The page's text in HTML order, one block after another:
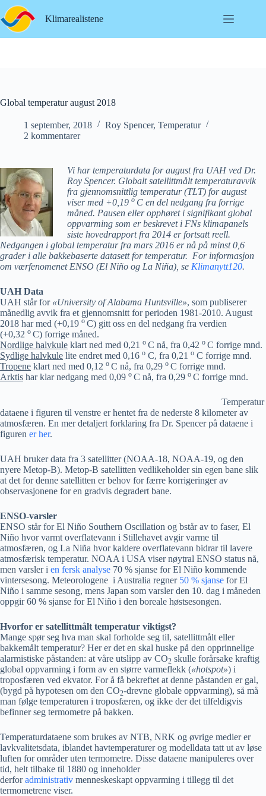
Hopp
til
innholdet
Klimarealistene
Global temperatur august 2018
1 september, 2018 Roy Spencer, Temperatur
2 kommentarer
Vi har temperaturdata for august fra UAH ved Dr.
Roy Spencer. Globalt satellittmålt temperaturavvik
fra gjennomsnittlig temperatur (TLT) for august
viser med +0,19 o C en del nedgang fra forrige
måned. Pausen eller opphøret i signifikant global
oppvarming som er beskrevet i FNs klimapanels
siste hovedrapport fra 2014 er fortsatt reell.
Nedgangen i global temperatur fra mars 2016 er nå på minst 0,6
grader i alle bakkebaserte datasett for temperatur. For informasjon
om værfenomenet ENSO (El Niño og La Niña), se Klimanytt120.
UAH Data
UAH står for «University of Alabama Huntsville», som publiserer
månedlig avvik fra et gjennomsnitt for perioden 1981-2010. August
2018 har med (+0,19 o C) gitt oss en del nedgang fra verdien
(+0,32 o C) forrige måned.
Nordlige halvkule klart ned med 0,21 o C nå, fra 0,42 o C forrige mnd.
Sydlige halvkule lite endret med 0,16 o C, fra 0,21 o C forrige mnd.
Tropene klart ned med 0,12 o C nå, fra 0,29 o C forrige mnd.
Arktis har klar nedgang med 0,09 o C nå, fra 0,29 o C forrige mnd.
Temperatur
dataene i figuren til venstre er hentet fra de nederste 8 kilometer av
atmosfæren. En mer detaljert forklaring fra Dr. Spencer på dataene i
figuren er her.
UAH bruker data fra 3 satellitter (NOAA-18, NOAA-19, og den
nyere Metop-B). Metop-B satellitten vedlikeholder sin egen bane slik
at det for denne satellitten er behov for færre korrigeringer av
observasjonene for en gradvis degradert bane.
ENSO-varsler
ENSO står for El Niño Southern Oscillation og bstår av to faser, El
Niño hvor varmt overflatevann i Stillehavet avgir varme til
atmosfæren, og La Niña hvor kaldere overflatevann bidrar til lavere
atmosfærisk temperatur. NOAA i USA viser nøytral ENSO status nå,
men varsler i en fersk analyse 70 % sjanse for El Niño kommende
vintersesong. Meteorologene i Australia regner 50 % sjanse for El
Niño i samme sesong, mens Japan som varsler den 10. dag i måneden
oppgir 60 % sjanse for El Niño i den boreale høstsesongen.
Hvorfor er satellittmålt temperatur viktigst?
Mange spør seg hva man skal forholde seg til, satellittmålt eller
bakkemålt temperatur? Her er det en skal huske på den opprinnelige
alarmistiske påstanden: at våre utslipp av CO2 skulle forårsake kraftig
global oppvarming i form av en større varmeflekk («hotspot») i
troposfæren ved ekvator. For å få bekreftet at denne påstanden er gal,
(bygd på hypotesen om den CO2-drevne globale oppvarming), så må
man følge temperaturen i troposfæren, og ikke der det tilfeldigvis
befinner seg termometre på bakken.
Temperaturdataene som brukes av NTB, NRK og øvrige medier er
lavkvalitetsdata, iblandet havtemperaturer og modelldata tatt ut av løse
luften for områder uten termometre. Disse dataene manipuleres over
tid, helt tilbake til 1880 og inneholder
derforadministrativ menneskeskapt oppvarming i tillegg til det
termometrene viser.